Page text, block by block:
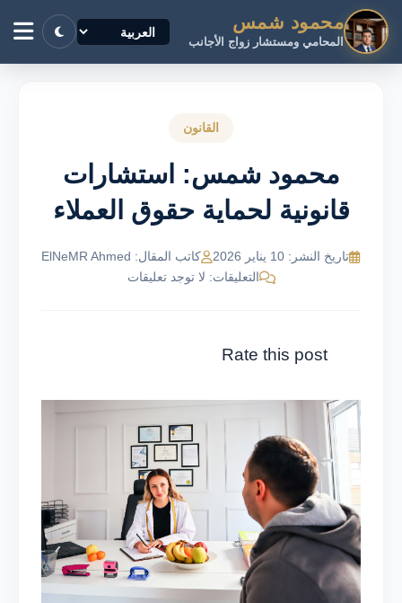
محمود شمس
المحامي ومستشار زواج الأجانب
القانون
محمود شمس: استشارات
قانونية لحماية حقوق العملاء
تاريخ النشر: 10 يناير 2026
كاتب المقال: ElNeMR Ahmed
التعليقات: لا توجد تعليقات
Rate this post